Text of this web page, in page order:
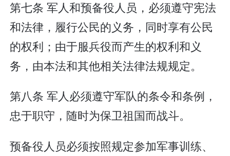
第七条 军人和预备役人员，必须遵守宪法
和法律，履行公民的义务，同时享有公民
的权利；由于服兵役而产生的权利和义
务，由本法和其他相关法律法规规定。
第八条 军人必须遵守军队的条令和条例，
忠于职守，随时为保卫祖国而战斗。
预备役人员必须按照规定参加军事训练、